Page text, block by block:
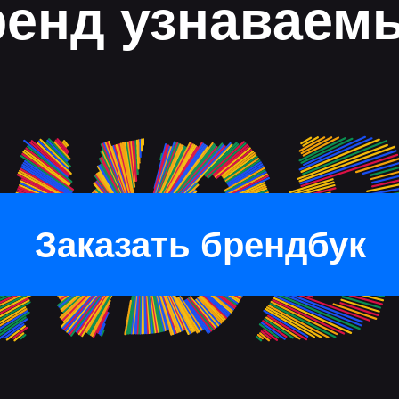
Заказать брендбук